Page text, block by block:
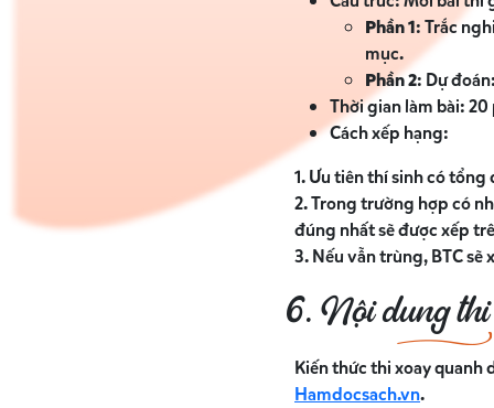
Phần 1: Trắc
mục.
Phần 2: Dự
Thời gian làm bài:
Cách xếp hạng:
1. Ưu tiên thí sinh có tổng
2. Trong trường hợp có
đúng nhất sẽ được xếp
3. Nếu vẫn trùng, BTC
6. Nội dung thi
Kiến thức thi xoay quanh
Hamdocsach.vn.